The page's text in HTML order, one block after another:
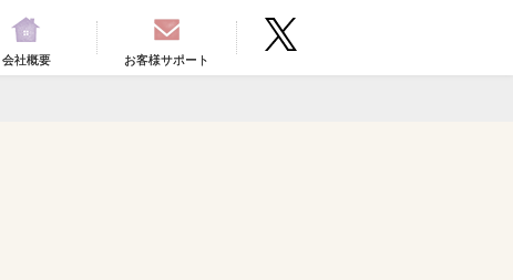
会社概要 お客様サポート